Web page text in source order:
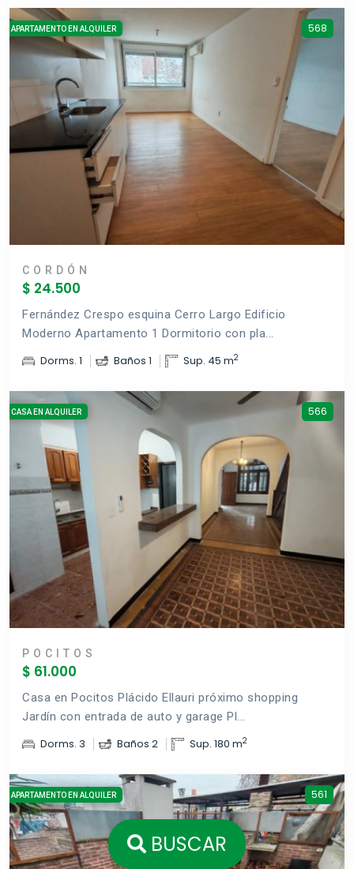
BUSCAR
APARTAMENTO EN ALQUILER 568
CORDÓN
$ 24.500
Fernández Crespo esquina Cerro Largo Edificio
Moderno Apartamento 1 Dormitorio con pla...
Dorms. 1 Baños 1 Sup. 45 m2
CASA EN ALQUILER 566
POCITOS
$ 61.000
Casa en Pocitos Plácido Ellauri próximo shopping
Jardín con entrada de auto y garage Pl...
Dorms. 3 Baños 2 Sup. 180 m2
APARTAMENTO EN ALQUILER 561